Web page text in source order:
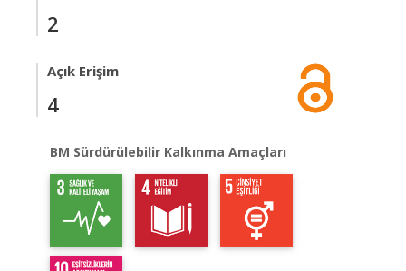
2
Açık Erişim
4
BM Sürdürülebilir Kalkınma Amaçları